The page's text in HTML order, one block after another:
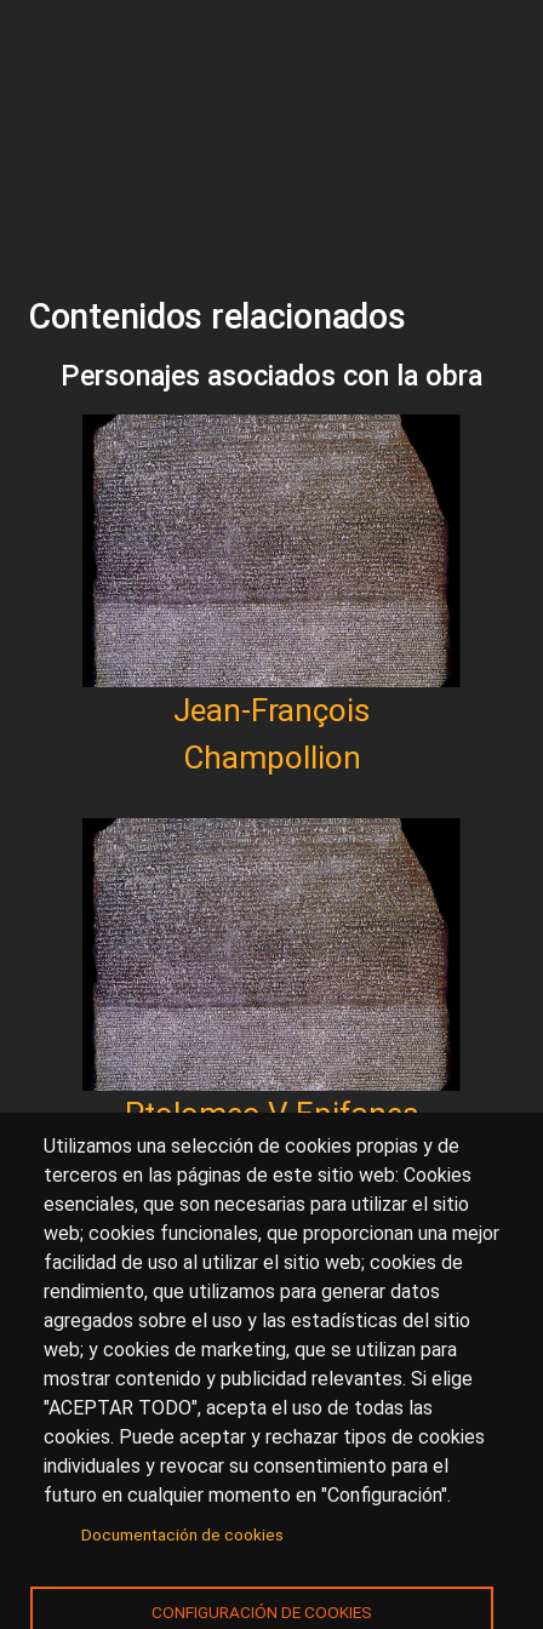
Contenidos relacionados
Personajes asociados con la obra
Jean-François
Champollion
Ptolomeo V Epifanes
Sobre artehistoria.com
Para ponerte en contacto con nosotros, escríbenos en
el formulario decontacto
Accesibilidad
Aviso Legal Privacidad
Utilizamos una selección de cookies propias y de
terceros en las páginas de este sitio web: Cookies
esenciales, que son necesarias para utilizar el sitio
web; cookies funcionales, que proporcionan una mejor
facilidad de uso al utilizar el sitio web; cookies de
rendimiento, que utilizamos para generar datos
agregados sobre el uso y las estadísticas del sitio
web; y cookies de marketing, que se utilizan para
mostrar contenido y publicidad relevantes. Si elige
"ACEPTAR TODO", acepta el uso de todas las
cookies. Puede aceptar y rechazar tipos de cookies
individuales y revocar su consentimiento para el
futuro en cualquier momento en "Configuración".
Documentación de cookies
CONFIGURACIÓN DE COOKIES
© Copyright 2017.arteHistoria&Toools, S.Lo sus
licenciantes son los propietarios de todos los derechos
de propiedad intelectual e industrial de:
(a) este sitio web publicado bajo el dominio
(b) todo el material publicado en artehistoria.com
(incluyendo, sin limitación, textos, imágenes, fotografías,